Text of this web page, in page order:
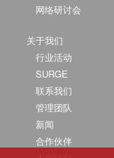
网络研讨会
关于我们
行业活动
SURGE
联系我们
管理团队
新闻
合作伙伴